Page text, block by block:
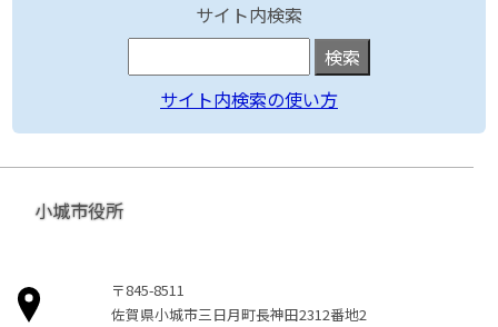
サイト内検索
サイト内検索の使い方
小城市役所
〒845-8511
佐賀県小城市三日月町長神田2312番地2